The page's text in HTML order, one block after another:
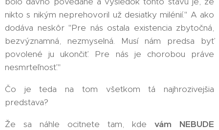
nikto s nikým neprehovoril už desiatky milénií." A ako
dodáva neskôr "Pre nás ostala existencia zbytočná,
bezvýznamná, nezmyselná. Musí nám predsa byť
povolené ju ukončiť. Pre nás je chorobou práve
nesmrteľnosť."
Čo je teda na tom všetkom tá najhrozivejšia
predstava?
Že sa náhle ocitnete tam, kde vám NEBUDE